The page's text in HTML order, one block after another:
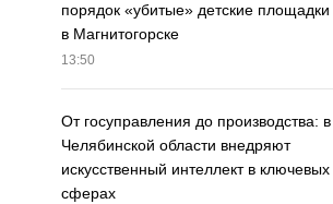
порядок «убитые» детские площадки
в Магнитогорске
13:50
От госуправления до производства: в
Челябинской области внедряют
искусственный интеллект в ключевых
сферах